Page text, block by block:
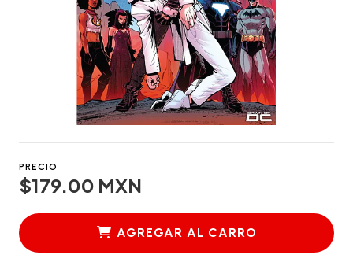
PRECIO
$179.00 MXN
AGREGAR AL CARRO